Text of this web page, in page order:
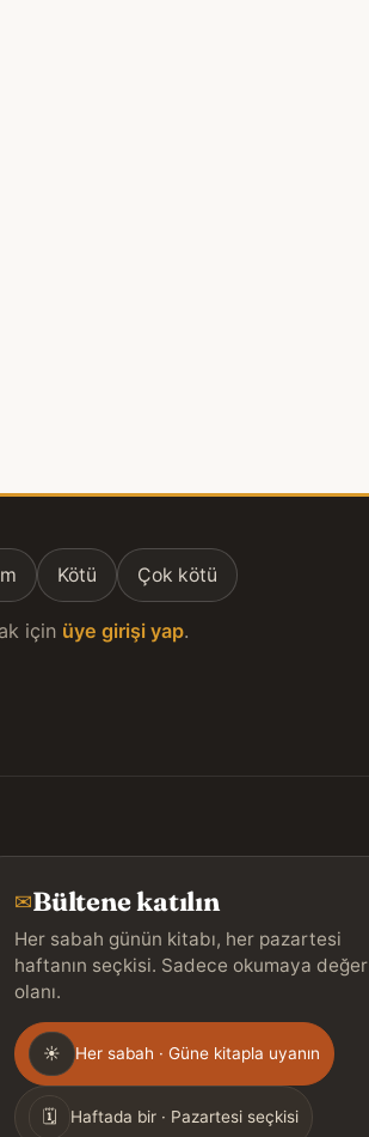
Kötü Çok kötü
için üye girişi yap.
✉Bültene katılın
Her sabah günün kitabı, her pazartesi
haftanın seçkisi. Sadece okumaya değer
olanı.
Gönderim
sıklığı
☀ Her sabah · Güne kitapla uyanın
🗓 Haftada bir · Pazartesi seçkisi